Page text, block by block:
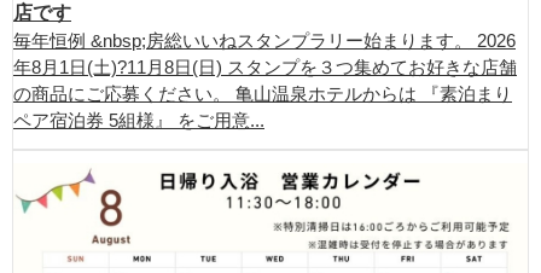
店です
毎年恒例 &nbsp;房総いいねスタンプラリー始まります。 2026
年8月1日(土)?11月8日(日) スタンプを３つ集めてお好きな店舗
の商品にご応募ください。 亀山温泉ホテルからは 『素泊まり
ペア宿泊券 5組様』 をご用意...